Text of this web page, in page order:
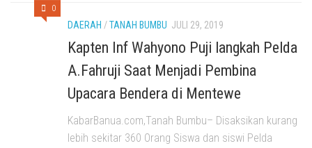
0
DAERAH /TANAH BUMBU JULI 29, 2019
Kapten Inf Wahyono Puji langkah Pelda
A.Fahruji Saat Menjadi Pembina
Upacara Bendera di Mentewe
KabarBanua.com,Tanah Bumbu– Disaksikan kurang
lebih sekitar 360 Orang Siswa dan siswi Pelda